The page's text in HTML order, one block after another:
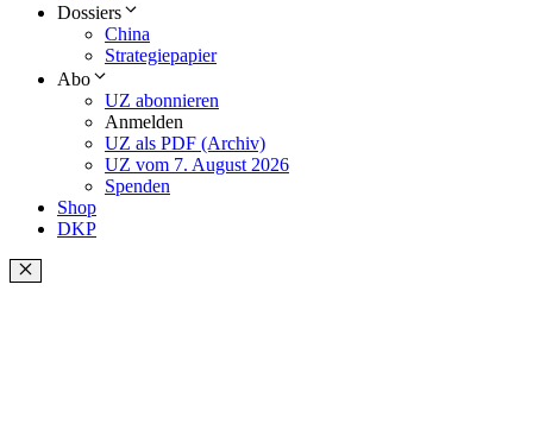
Dossiers
China
Strategiepapier
Abo
UZ abonnieren
Anmelden
UZ als PDF (Archiv)
UZ vom 7. August 2026
Spenden
Shop
DKP
Schließen